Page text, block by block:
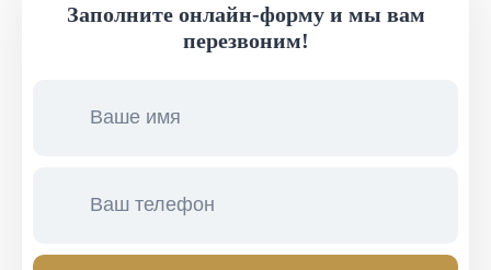
Заполните онлайн-форму и мы вам
перезвоним!